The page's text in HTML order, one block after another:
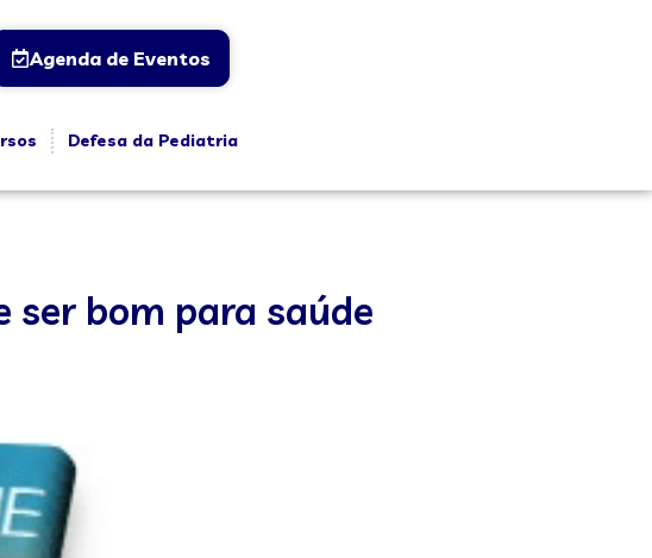
Agenda de Eventos
Defesa da Pediatria
ser bom para saúde